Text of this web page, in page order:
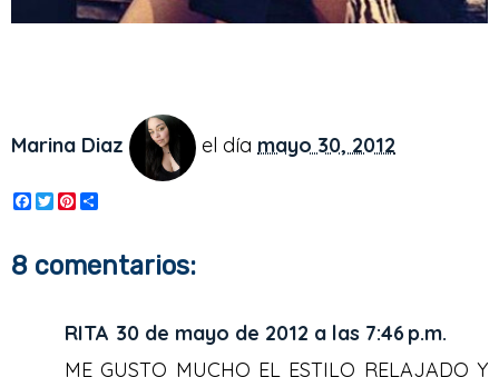
Marina Diaz el día mayo 30, 2012
F
a
e
b
T
w
t
t
P
t
e
s
t
r
e
8 comentarios:
RITA 30 de mayo de 2012 a las 7:46 p.m.
ME GUSTO MUCHO EL ESTILO RELAJADO Y